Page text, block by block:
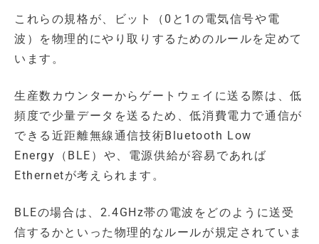
これらの規格が、ビット（0と1の電気信号や電
波）を物理的にやり取りするためのルールを定めて
います。
生産数カウンターからゲートウェイに送る際は、低
頻度で少量データを送るため、低消費電力で通信が
できる近距離無線通信技術Bluetooth Low
Energy（BLE）や、電源供給が容易であれば
Ethernetが考えられます。
BLEの場合は、2.4GHz帯の電波をどのように送受
信するかといった物理的なルールが規定されていま